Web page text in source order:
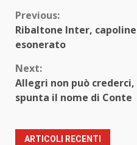
Continue
Reading
Previous:
Ribaltone Inter,
esonerato
Next:
Allegri non può
spunta il nome di Conte
ARTICOLI RECENTI